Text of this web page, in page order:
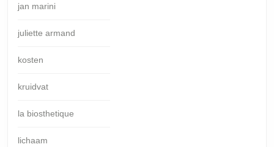
jan marini
juliette armand
kosten
kruidvat
la biosthetique
lichaam